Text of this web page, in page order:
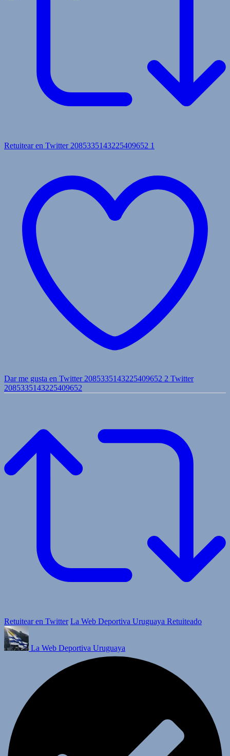
Retuitear en Twitter 2085335143225409652 1
Dar me gusta en Twitter 2085335143225409652 2 Twitter
2085335143225409652
Retuitear en Twitter La Web Deportiva Uruguaya Retuiteado
La Web Deportiva Uruguaya